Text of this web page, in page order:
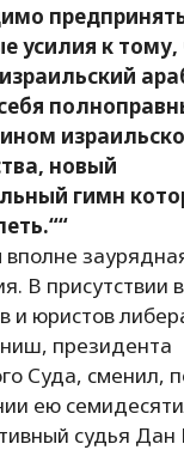
усилия к
новый
гимн
В присутствии
и юристов
президента
Суда, сменил,
ею
судья Дан